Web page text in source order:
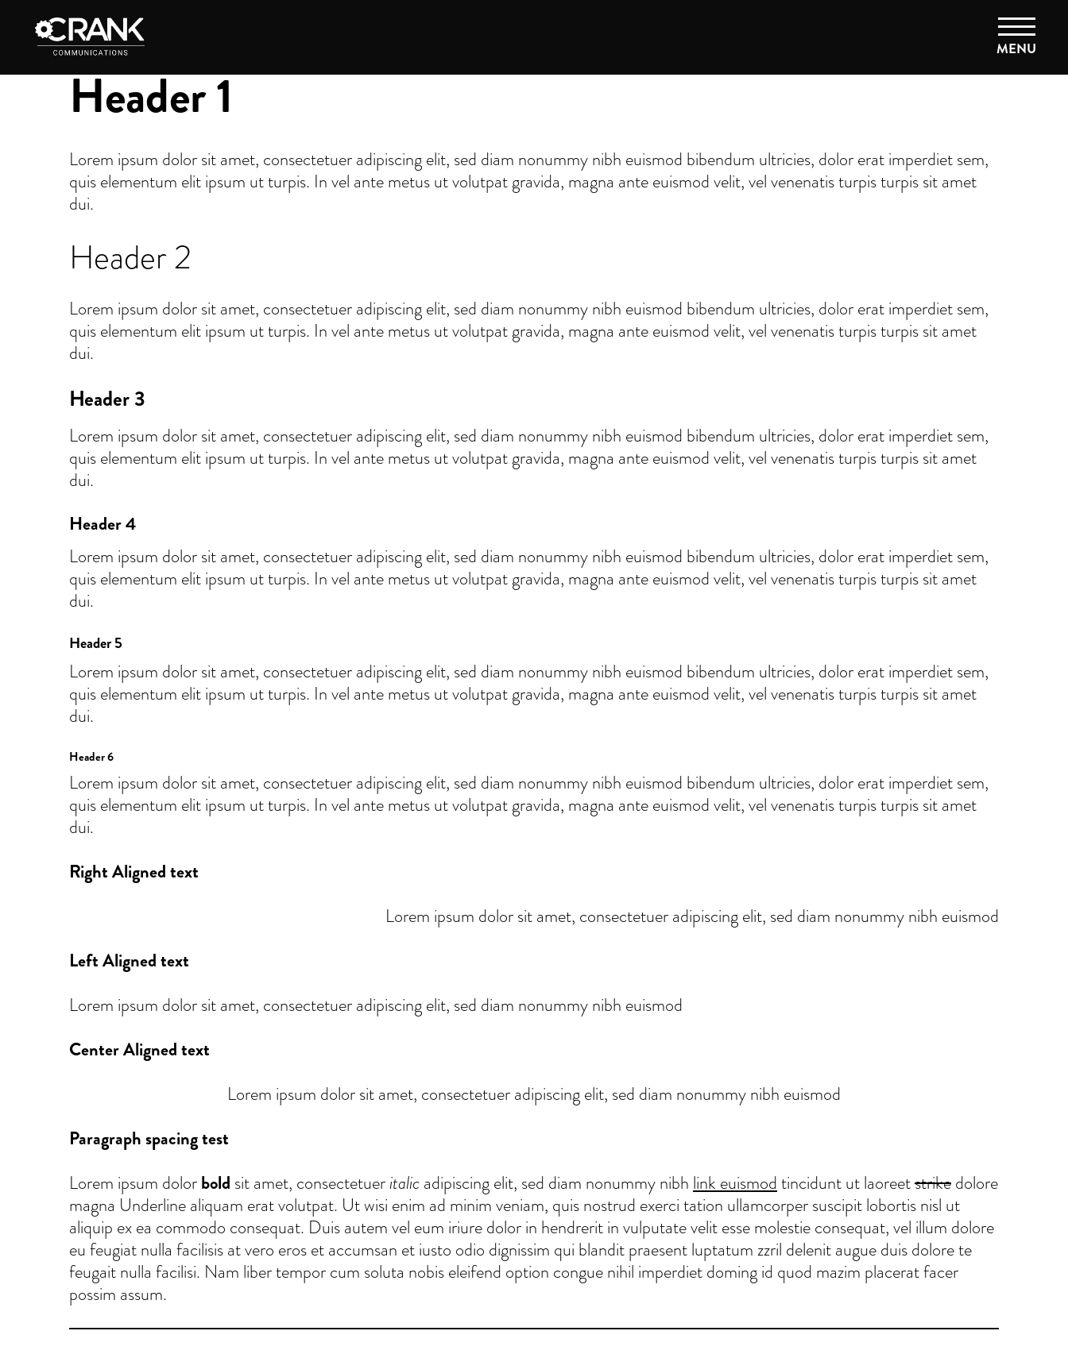
MENU
Header 1
Lorem ipsum dolor sit amet, consectetuer adipiscing elit, sed diam nonummy nibh euismod bibendum ultricies, dolor erat imperdiet sem,
quis elementum elit ipsum ut turpis. In vel ante metus ut volutpat gravida, magna ante euismod velit, vel venenatis turpis turpis sit amet
dui.
Header 2
Lorem ipsum dolor sit amet, consectetuer adipiscing elit, sed diam nonummy nibh euismod bibendum ultricies, dolor erat imperdiet sem,
quis elementum elit ipsum ut turpis. In vel ante metus ut volutpat gravida, magna ante euismod velit, vel venenatis turpis turpis sit amet
dui.
Header 3
Lorem ipsum dolor sit amet, consectetuer adipiscing elit, sed diam nonummy nibh euismod bibendum ultricies, dolor erat imperdiet sem,
quis elementum elit ipsum ut turpis. In vel ante metus ut volutpat gravida, magna ante euismod velit, vel venenatis turpis turpis sit amet
dui.
Header 4
Lorem ipsum dolor sit amet, consectetuer adipiscing elit, sed diam nonummy nibh euismod bibendum ultricies, dolor erat imperdiet sem,
quis elementum elit ipsum ut turpis. In vel ante metus ut volutpat gravida, magna ante euismod velit, vel venenatis turpis turpis sit amet
dui.
Header 5
Lorem ipsum dolor sit amet, consectetuer adipiscing elit, sed diam nonummy nibh euismod bibendum ultricies, dolor erat imperdiet sem,
quis elementum elit ipsum ut turpis. In vel ante metus ut volutpat gravida, magna ante euismod velit, vel venenatis turpis turpis sit amet
dui.
Header 6
Lorem ipsum dolor sit amet, consectetuer adipiscing elit, sed diam nonummy nibh euismod bibendum ultricies, dolor erat imperdiet sem,
quis elementum elit ipsum ut turpis. In vel ante metus ut volutpat gravida, magna ante euismod velit, vel venenatis turpis turpis sit amet
dui.
Right Aligned text
Lorem ipsum dolor sit amet, consectetuer adipiscing elit, sed diam nonummy nibh euismod
Left Aligned text
Lorem ipsum dolor sit amet, consectetuer adipiscing elit, sed diam nonummy nibh euismod
Center Aligned text
Lorem ipsum dolor sit amet, consectetuer adipiscing elit, sed diam nonummy nibh euismod
Paragraph spacing test
Lorem ipsum dolorbold sit amet, consectetueritalicadipiscing elit, sed diam nonummy nibh link euismodtincidunt ut laoreetstrikedolore
magna Underline aliquam erat volutpat. Ut wisi enim ad minim veniam, quis nostrud exerci tation ullamcorper suscipit lobortis nisl ut
aliquip ex ea commodo consequat. Duis autem vel eum iriure dolor in hendrerit in vulputate velit esse molestie consequat, vel illum dolore
eu feugiat nulla facilisis at vero eros et accumsan et iusto odio dignissim qui blandit praesent luptatum zzril delenit augue duis dolore te
feugait nulla facilisi. Nam liber tempor cum soluta nobis eleifend option congue nihil imperdiet doming id quod mazim placerat facer
possim assum.